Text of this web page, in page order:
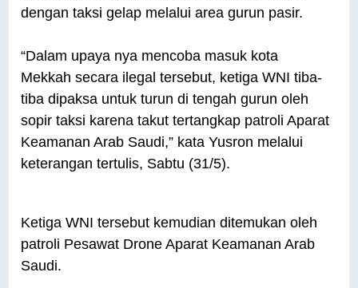
dengan taksi gelap melalui area gurun pasir.
“Dalam upaya nya mencoba masuk kota
Mekkah secara ilegal tersebut, ketiga WNI tiba-
tiba dipaksa untuk turun di tengah gurun oleh
sopir taksi karena takut tertangkap patroli Aparat
Keamanan Arab Saudi,” kata Yusron melalui
keterangan tertulis, Sabtu (31/5).
Ketiga WNI tersebut kemudian ditemukan oleh
patroli Pesawat Drone Aparat Keamanan Arab
Saudi.